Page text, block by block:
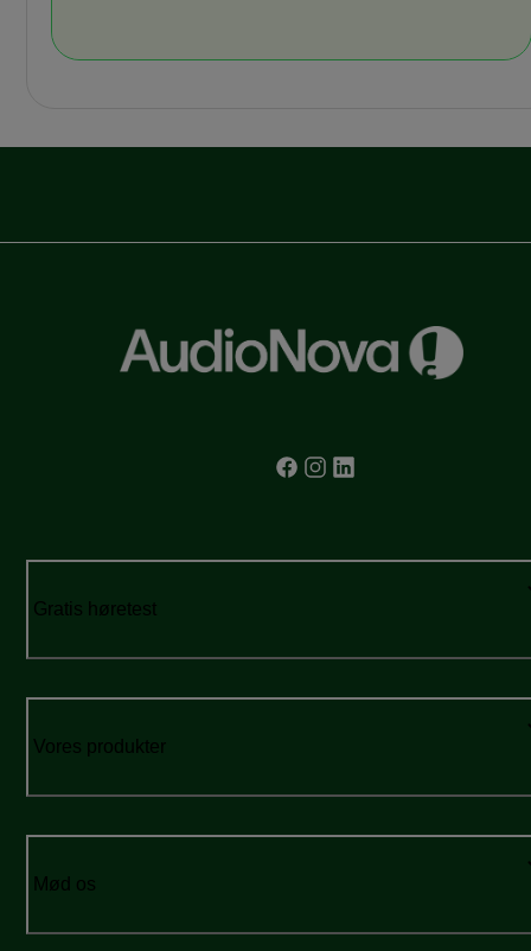
Gratis høretest
Vores produkter
Mød os